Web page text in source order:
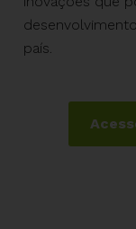
país.